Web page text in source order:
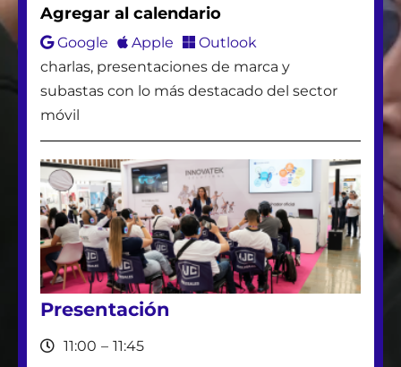
REVO
PADLOCK
TEKTRADE
OTTOCELL
Agregar al calendario
Google Apple
Outlook
charlas, presentaciones de marca y
subastas con lo más destacado del sector
móvil
Presentación
11:00 – 11:45